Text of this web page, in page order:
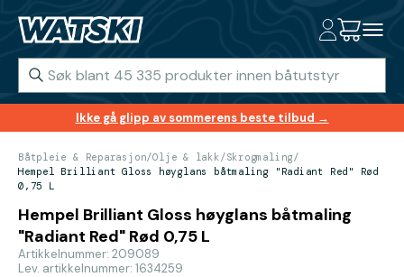
Ikke gå glipp av sommerens beste tilbud →
Båtpleie & Reparasjon/Olje & lakk/Skrogmaling/
Hempel Brilliant Gloss høyglans båtmaling "Radiant Red" Rød
0,75 L
Hempel Brilliant Gloss høyglans båtmaling
"Radiant Red" Rød 0,75 L
Artikkelnummer: 209089
Lev. artikkelnummer: 1634259